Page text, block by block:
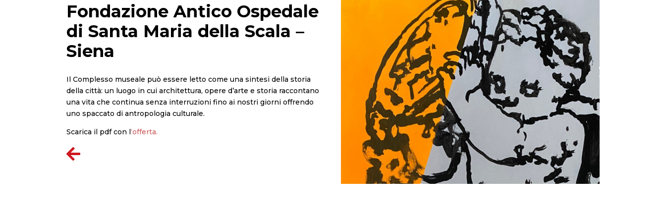
Fondazione Antico Ospedale
di Santa Maria della Scala –
Siena
Il Complesso museale può essere letto come una sintesi della storia
della città: un luogo in cui architettura, opere d’arte e storia raccontano
una vita che continua senza interruzioni fino ai nostri giorni offrendo
uno spaccato di antropologia culturale.
Scarica il pdf con l‘offerta.
